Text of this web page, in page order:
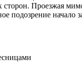
сторон. Проезжая
подозрение начало